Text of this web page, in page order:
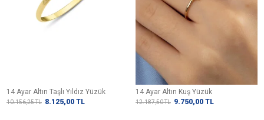
14 Ayar Altın Taşlı Yıldız Yüzük
10.156,25TL 8.125,00 TL
14 Ayar Altın Kuş Yüzük
12.187,50TL 9.750,00 TL